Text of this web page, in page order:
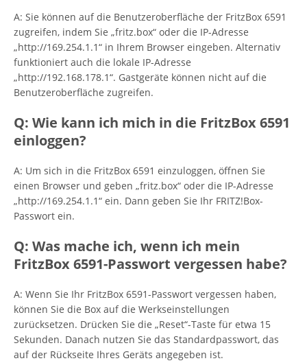
A: Sie können auf die Benutzeroberfläche der FritzBox 6591
zugreifen, indem Sie „fritz.box“ oder die IP-Adresse
„http://169.254.1.1“ in Ihrem Browser eingeben. Alternativ
funktioniert auch die lokale IP-Adresse
„http://192.168.178.1“. Gastgeräte können nicht auf die
Benutzeroberfläche zugreifen.
Q: Wie kann ich mich in die FritzBox 6591
einloggen?
A: Um sich in die FritzBox 6591 einzuloggen, öffnen Sie
einen Browser und geben „fritz.box“ oder die IP-Adresse
„http://169.254.1.1“ ein. Dann geben Sie Ihr FRITZ!Box-
Passwort ein.
Q: Was mache ich, wenn ich mein
FritzBox 6591-Passwort vergessen habe?
A: Wenn Sie Ihr FritzBox 6591-Passwort vergessen haben,
können Sie die Box auf die Werkseinstellungen
zurücksetzen. Drücken Sie die „Reset“-Taste für etwa 15
Sekunden. Danach nutzen Sie das Standardpasswort, das
auf der Rückseite Ihres Geräts angegeben ist.